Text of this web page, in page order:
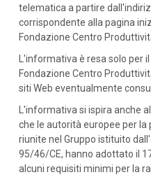
telematica a partire
corrispondente alla pagina
Fondazione Centro
L'informativa è resa solo per
Fondazione Centro
siti Web eventualmente
L'informativa si ispira anche
che le autorità europee per
riunite nel Gruppo istituito
95/46/CE, hanno adottato il
alcuni requisiti minimi per la